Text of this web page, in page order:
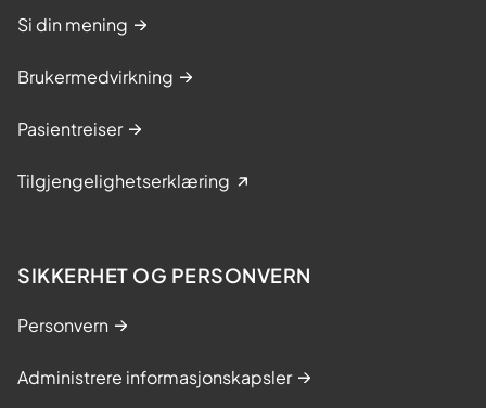
Si din mening
Brukermedvirkning
Pasientreiser
Tilgjengelighetserklæring
SIKKERHET OG PERSONVERN
Personvern
Administrere informasjonskapsler